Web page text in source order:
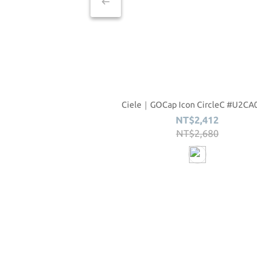
Ciele｜GOCap Icon CircleC
NT$2,412
NT$2,680